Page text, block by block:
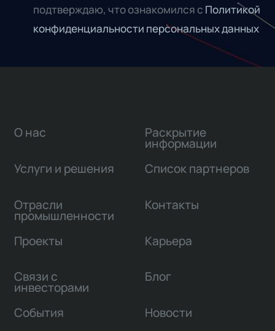
подтверждаю, что ознакомился с Политикой
конфиденциальности персональных данных
О нас
Услуги и решения
Отрасли
промышленности
Проекты
Связи с
инвесторами
Раскрытие
информации
Список партнеров
Контакты
Карьера
Блог
События Новости